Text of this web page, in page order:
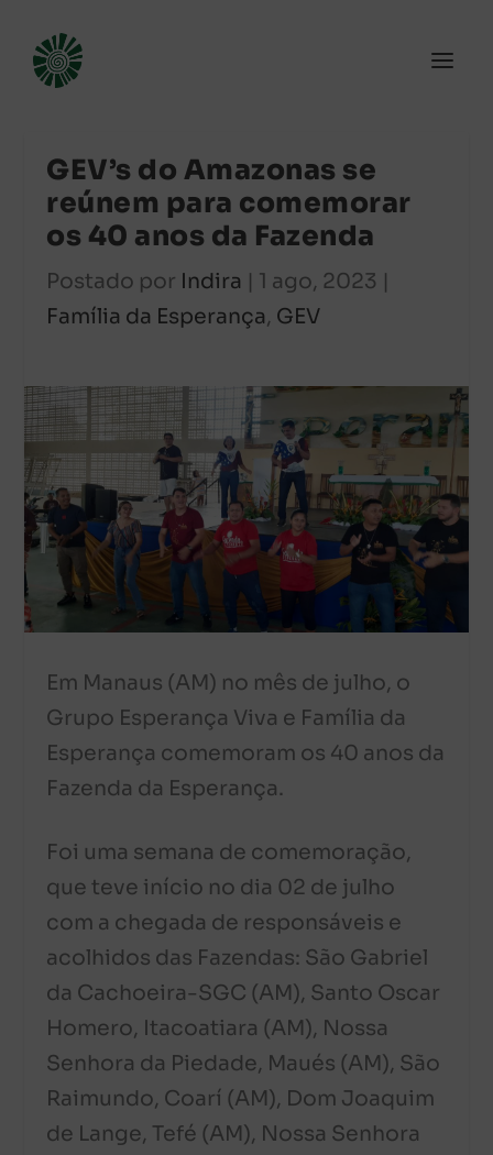
GEV’s do Amazonas se
reúnem para comemorar
os 40 anos da Fazenda
Postado por Indira | 1 ago, 2023 |
Família da Esperança, GEV
Em Manaus (AM) no mês de julho, o
Grupo Esperança Viva e Família da
Esperança comemoram os 40 anos da
Fazenda da Esperança.
Foi uma semana de comemoração,
que teve início no dia 02 de julho
com a chegada de responsáveis e
acolhidos das Fazendas: São Gabriel
da Cachoeira-SGC (AM), Santo Oscar
Homero, Itacoatiara (AM), Nossa
Senhora da Piedade, Maués (AM), São
Raimundo, Coarí (AM), Dom Joaquim
de Lange, Tefé (AM), Nossa Senhora